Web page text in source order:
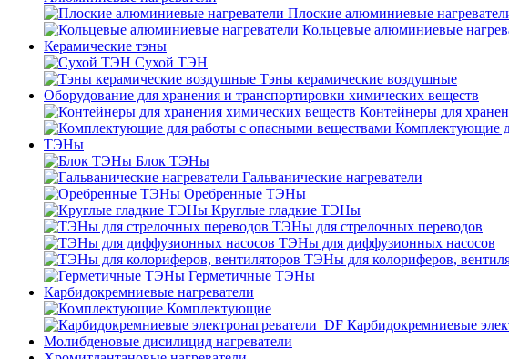
Плоские алюминиевые
Кольцевые алюминиевые
Керамические тэны
Сухой ТЭН
Тэны керамические воздушные
Оборудование для хранения и транспортировки химических веществ
Контейнеры для
Комплектующие
ТЭНы
Блок ТЭНы
Гальванические нагреватели
Оребренные ТЭНы
Круглые гладкие ТЭНы
ТЭНы для стрелочных переводов
ТЭНы для диффузионных насосов
ТЭНы для колориферов,
Герметичные ТЭНы
Карбидокремниевые нагреватели
Комплектующие
Карбидокремниевые
Молибденовые дисилицид нагреватели